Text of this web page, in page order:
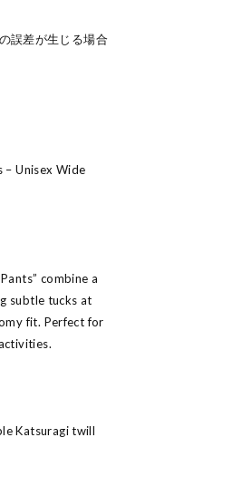
誤差が生じる場合
– Unisex Wide
combine a
subtle tucks at
fit. Perfect for
Katsuragi twill